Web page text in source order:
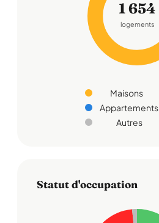
1 654
logements
Maisons
Appartements
Autres
Statut d'occupation